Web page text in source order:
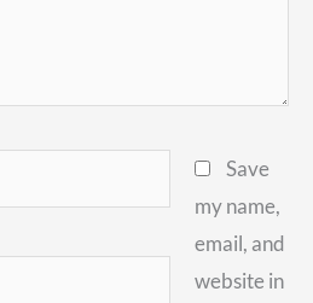
Save
my name,
email, and
website in